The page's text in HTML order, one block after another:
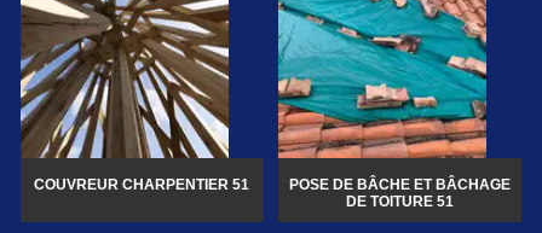
COUVREUR CHARPENTIER 51
POSE DE BÂCHE ET BÂCHAGE
DE TOITURE 51